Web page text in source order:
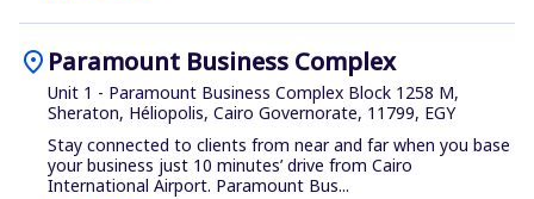
location_on Paramount Business Complex
Unit 1 - Paramount Business Complex Block 1258 M,
Sheraton, Héliopolis, Cairo Governorate, 11799, EGY
Stay connected to clients from near and far when you base
your business just 10 minutes’ drive from Cairo
International Airport. Paramount Bus...